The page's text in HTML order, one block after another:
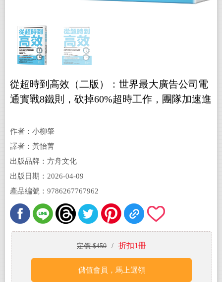
從超時到高效（二版）：世界最大廣告公司電
通實戰8鐵則，砍掉60%超時工作，團隊加速進
作者：小柳肇
譯者：黃怡菁
出版品牌：方舟文化
出版日期：2026-04-09
產品編號：9786267767962
定價 $450 / 折扣1冊
儲值會員，馬上選領